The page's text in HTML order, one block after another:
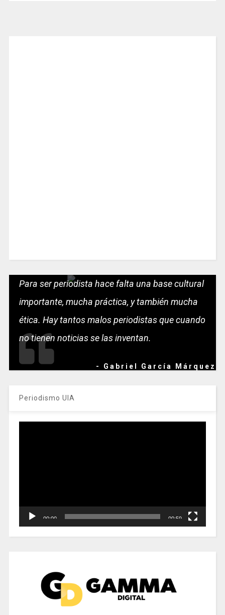
Para ser periodista hace falta una base cultural
importante, mucha práctica, y también mucha
ética. Hay tantos malos periodistas que cuando
no tienen noticias se las inventan.
- Gabriel García Márquez
Periodismo UIA
00:00 00:59